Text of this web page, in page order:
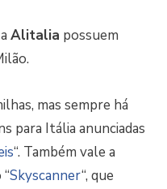
Alitalia possuem
mas sempre há
para Itália anunciadas
“. Também vale a
Skyscanner“, que